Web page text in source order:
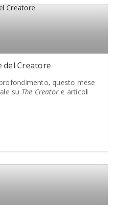
del Creatore
questo mese
su The Creator e articoli